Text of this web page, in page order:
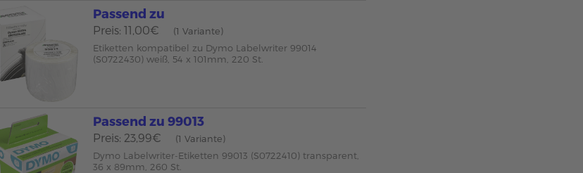
Passend zu
Preis: 11,00€
(1 Variante)
Etiketten kompatibel zu Dymo Labelwriter 99014
(S0722430) weiß, 54 x 101mm, 220 St.
Passend zu 99013
Preis: 23,99€
(1 Variante)
Dymo Labelwriter-Etiketten 99013 (S0722410) transparent,
36 x 89mm, 260 St.